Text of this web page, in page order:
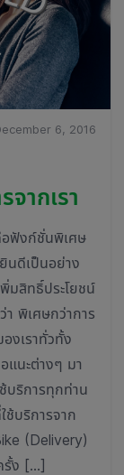
6, 2016
ากเรา
อฟังก์ชั่นพิเศษ
นดีเป็นอย่าง
มสิทธิ์ประโยชน์
า พิเศษกว่าการ
งเราทั่วทั้ง
แนะต่างๆ มา
บริการทุกท่าน
ช้บริการจาก
(Delivery)
รั้ง […]